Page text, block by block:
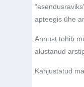
apteegis ühe
Annust tohib
alustanud
Kahjustatud